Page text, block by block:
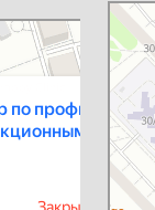
и
СПИД-
Центр